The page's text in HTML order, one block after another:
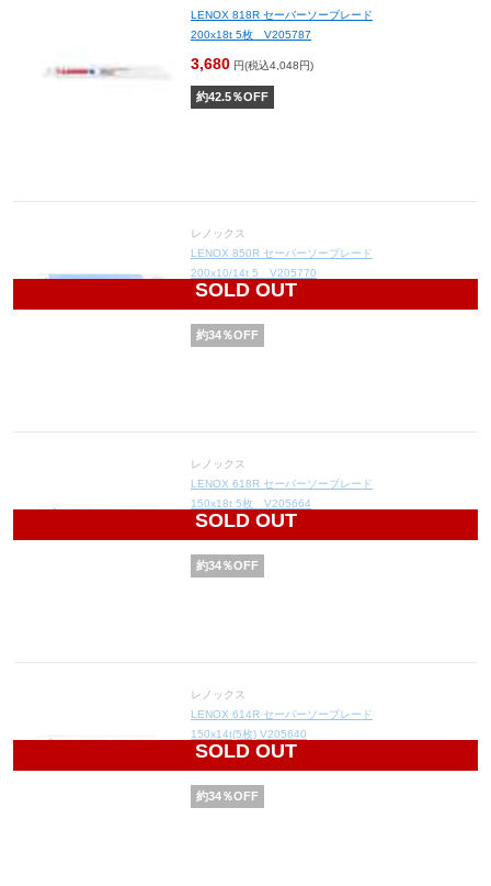
LENOX 818R セーバーソーブレード
200x18t 5枚 V205787
3,680 円(税込4,048円)
約42.5％OFF
SOLD OUT
レノックス
LENOX 850R セーバーソーブレード
200x10/14t 5 V205770
4,356
約34％OFF
SOLD OUT
レノックス
LENOX 618R セーバーソーブレード
150x18t 5枚 V205664
3,234
約34％OFF
SOLD OUT
レノックス
LENOX 614R セーバーソーブレード
150x14t(5枚) V205640
3,234
約34％OFF